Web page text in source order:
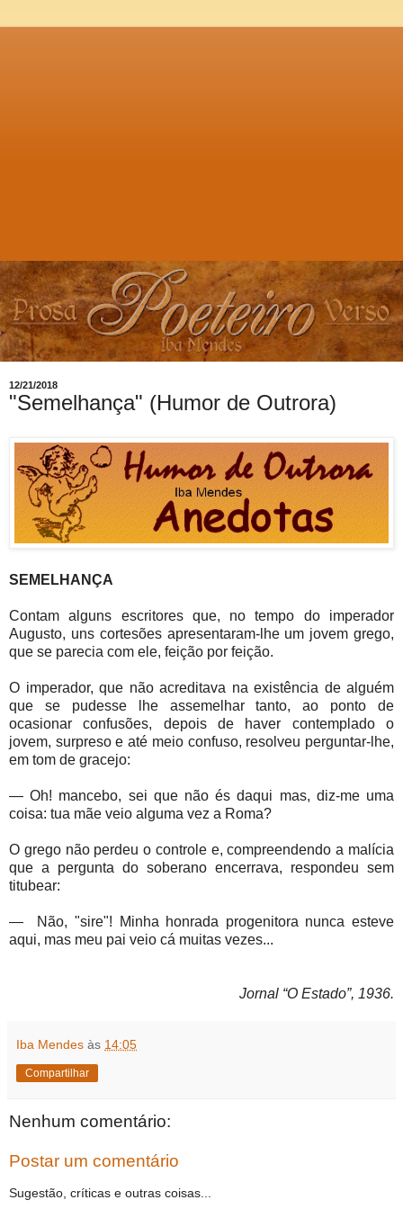
12/21/2018
"Semelhança" (Humor de Outrora)
SEMELHANÇA
Contam alguns escritores que, no tempo do imperador
Augusto, uns cortesões apresentaram-lhe um jovem grego,
que se parecia com ele, feição por feição.
O imperador, que não acreditava na existência de alguém
que se pudesse lhe assemelhar tanto, ao ponto de
ocasionar confusões, depois de haver contemplado o
jovem, surpreso e até meio confuso, resolveu perguntar-lhe,
em tom de gracejo:
— Oh! mancebo, sei que não és daqui mas, diz-me uma
coisa: tua mãe veio alguma vez a Roma?
O grego não perdeu o controle e, compreendendo a malícia
que a pergunta do soberano encerrava, respondeu sem
titubear:
—
Não, "sire"! Minha honrada progenitora nunca esteve
aqui, mas meu pai veio cá muitas vezes...
Jornal “O Estado”, 1936.
Iba Mendes às 14:05
Compartilhar
Nenhum comentário:
Postar um comentário
Sugestão, críticas e outras coisas...